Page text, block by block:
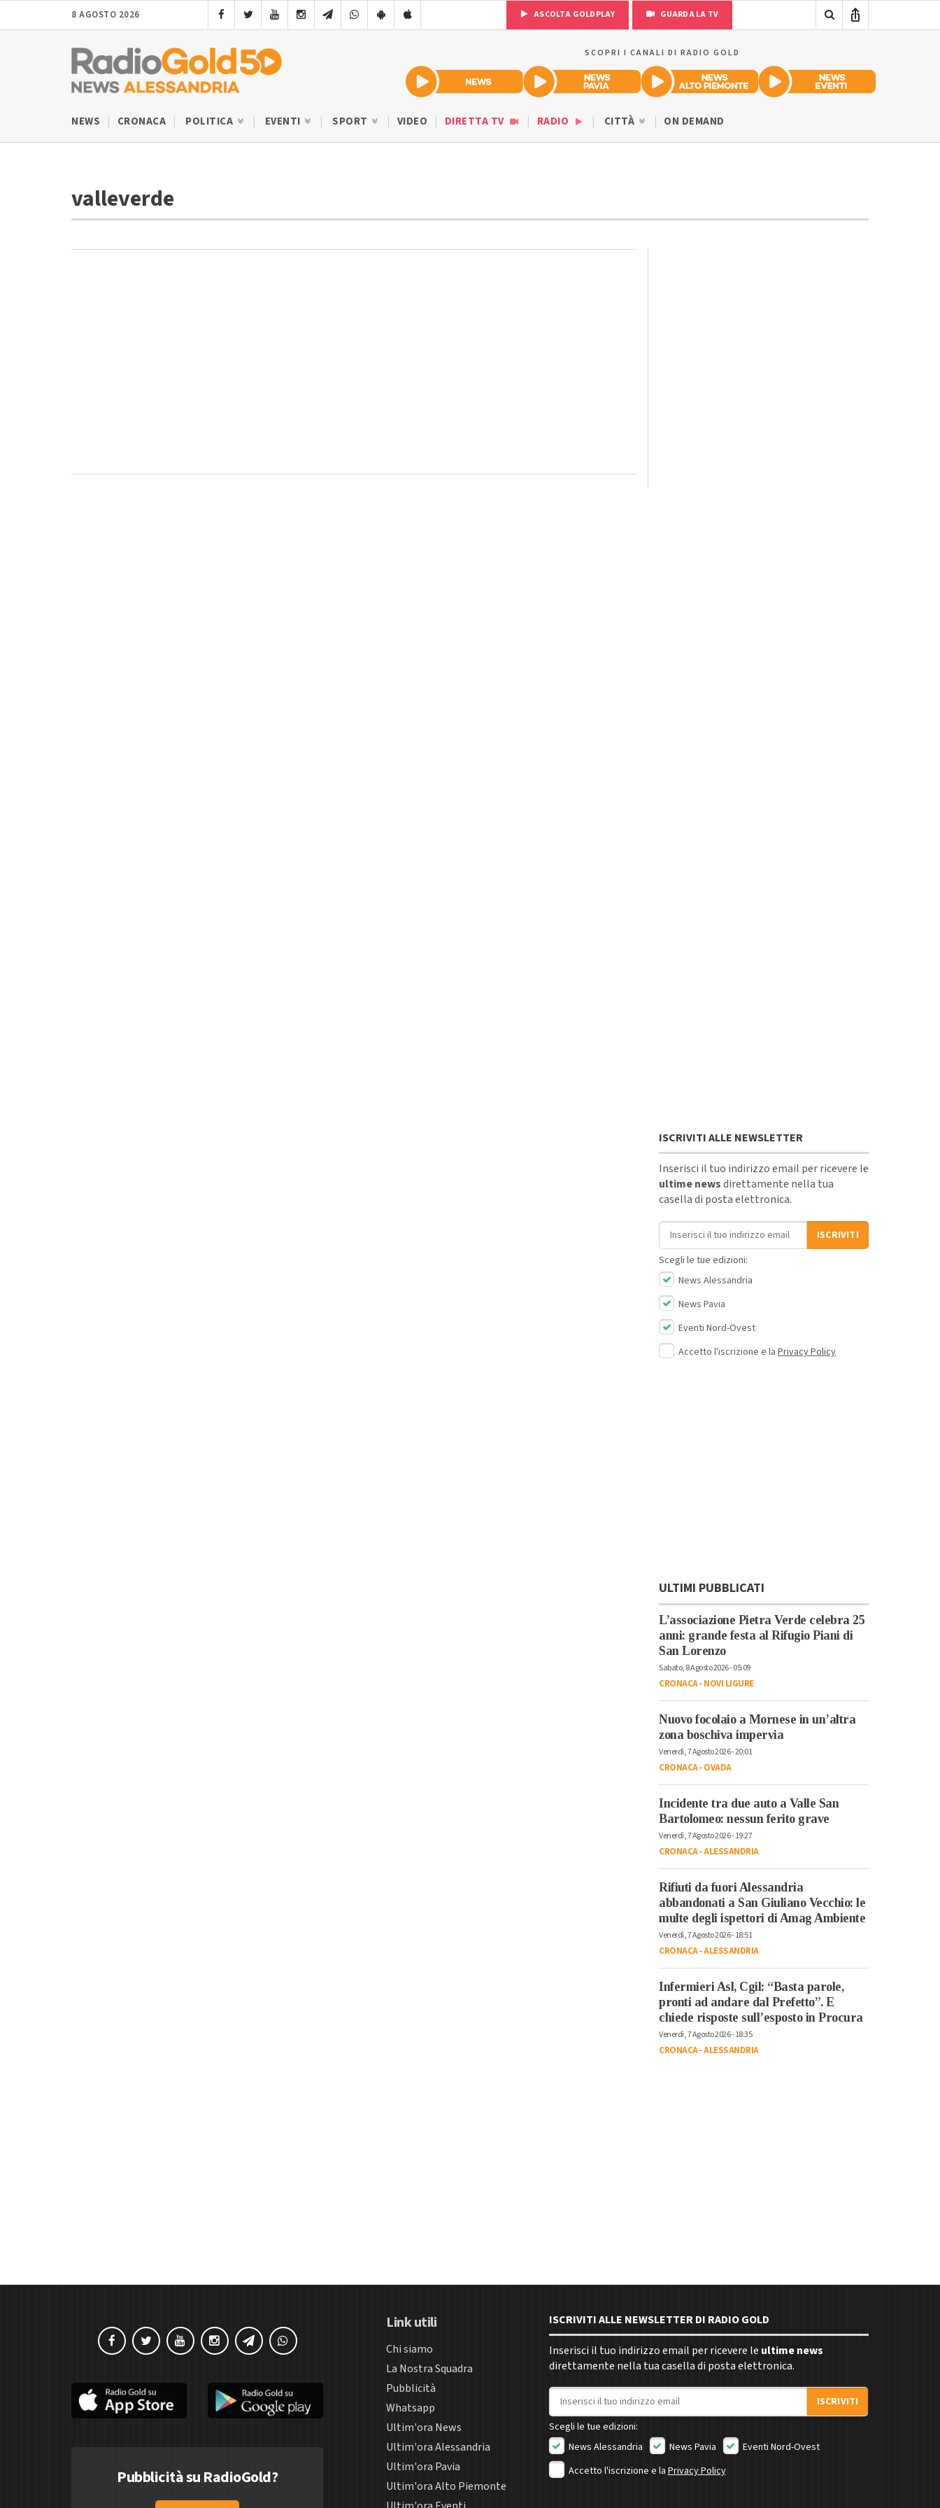
8 AGOSTO 2026 ASCOLTA GOLDPLAY GUARDA LA TV
SCOPRI I CANALI DI RADIO GOLD
NEWS CRONACA POLITICA EVENTI SPORT VIDEO DIRETTA TV RADIO CITTÀ ON DEMAND
valleverde
ISCRIVITI ALLE NEWSLETTER
Inserisci il tuo indirizzo email per ricevere le
ultime newsdirettamente nella tua
casella di posta elettronica.
Indirizzo email
ISCRIVITI
Scegli le tue edizioni:
News Alessandria
News Pavia
Eventi Nord-Ovest
Accetto l'iscrizione e la Privacy Policy
ULTIMI PUBBLICATI
L’associazione Pietra Verde celebra 25
anni: grande festa al Rifugio Piani di
San Lorenzo
Sabato, 8 Agosto 2026 - 05:09
CRONACA-NOVI LIGURE
Nuovo focolaio a Mornese in un’altra
zona boschiva impervia
Venerdì, 7 Agosto 2026 - 20:01
CRONACA-OVADA
Incidente tra due auto a Valle San
Bartolomeo: nessun ferito grave
Venerdì, 7 Agosto 2026 - 19:27
CRONACA-ALESSANDRIA
Rifiuti da fuori Alessandria
abbandonati a San Giuliano Vecchio: le
multe degli ispettori di Amag Ambiente
Venerdì, 7 Agosto 2026 - 18:51
CRONACA-ALESSANDRIA
Infermieri Asl, Cgil: “Basta parole,
pronti ad andare dal Prefetto”. E
chiede risposte sull’esposto in Procura
Venerdì, 7 Agosto 2026 - 18:35
CRONACA-ALESSANDRIA
Pubblicità su RadioGold?
Link utili
Chi siamo
La Nostra Squadra
Pubblicità
Whatsapp
Ultim'ora News
Ultim'ora Alessandria
Ultim'ora Pavia
Ultim'ora Alto Piemonte
ISCRIVITI ALLE NEWSLETTER DI RADIO GOLD
Inserisci il tuo indirizzo email per ricevere le ultime news
direttamente nella tua casella di posta elettronica.
Indirizzo email
ISCRIVITI
Scegli le tue edizioni:
News Alessandria
News Pavia
Eventi Nord-Ovest
Accetto l'iscrizione e la Privacy Policy